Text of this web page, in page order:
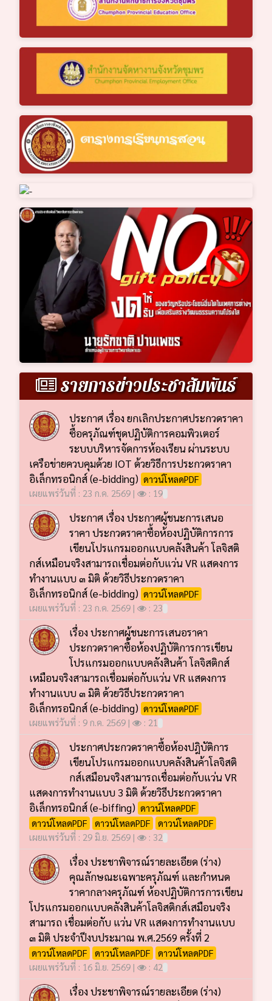
รายการข่าวประชาสัมพันธ์
ประกาศ เรื่อง ยกเลิกประกาศประกวดราคา
ซื้อครุภัณฑ์ชุดปฏิบัติการคอมพิวเตอร์
ระบบบริหารจัดการห้องเรียน ผ่านระบบ
เครือข่ายควบคุมด้วย IOT ด้วยวิธีการประกวดราคา
อิเล็กทรอนิกส์ (e-bidding) ดาวน์โหลดPDF
เผยแพร่วันที่ : 23 ก.ค. 2569 |
: 19
ประกาศ เรื่อง ประกาศผู้ชนะการเสนอ
ราคา ประกวดราคาซื้อห้องปฏิบัติการการ
เขียนโปรแกรมออกแบบคลังสินค้า โลจิสติ
กส์เหมือนจริงสามารถเชื่อมต่อกับแว่น VR แสดงการ
ทำงานแบบ ๓ มิติ ด้วยวิธีประกวดราคา
อิเล็กทรอนิกส์ (e-bidding) ดาวน์โหลดPDF
เผยแพร่วันที่ : 23 ก.ค. 2569 |
: 23
เรื่อง ประกาศผู้ชนะการเสนอราคา
ประกวดราคาซื้อห้องปฏิบัติการการเขียน
โปรแกรมออกแบบคลังสินค้า โลจิสติกส์
เหมือนจริงสามารถเชื่อมต่อกับแว่น VR แสดงการ
ทำงานแบบ ๓ มิติ ด้วยวิธีประกวดราคา
อิเล็กทรอนิกส์ (e-bidding) ดาวน์โหลดPDF
เผยแพร่วันที่ : 9 ก.ค. 2569 |
: 21
ประกาศประกวดราคาซื้อห้องปฎิบัติการ
เขียนโปรแกรมออกแบบคลังสินค้าโลจิสติ
กส์เสมือนจริงสามารถเชื่อมต่อกับแว่น VR
แสดงการทำงานแบบ 3 มิติ ด้วยวิธีประกวดราคา
อิเล็กทรอนิกส์ (e-biffing) ดาวน์โหลดPDF
ดาวน์โหลดPDF
ดาวน์โหลดPDF
ดาวน์โหลดPDF
เผยแพร่วันที่ : 29 มิ.ย. 2569 |
: 32
เรื่อง ประชาพิจารณ์รายละเอียด (ร่าง)
คุณลักษณะเฉพาะครุภัณฑ์ และกำหนด
ราคากลางครุภัณฑ์ ห้องปฏิบัติการการเขียน
โปรแกรมออกแบบคลังสินค้าโลจิสติกส์เสมือนจริง
สามารถ เชื่อมต่อกับ แว่น VR แสดงการทำงานแบบ
๓ มิติ ประจำปีงบประมาณ พ.ศ.2569 ครั้งที่ 2
ดาวน์โหลดPDF ดาวน์โหลดPDF
ดาวน์โหลดPDF
เผยแพร่วันที่ : 16 มิ.ย. 2569 |
: 42
เรื่อง ประชาพิจารณ์รายละเอียด (ร่าง)